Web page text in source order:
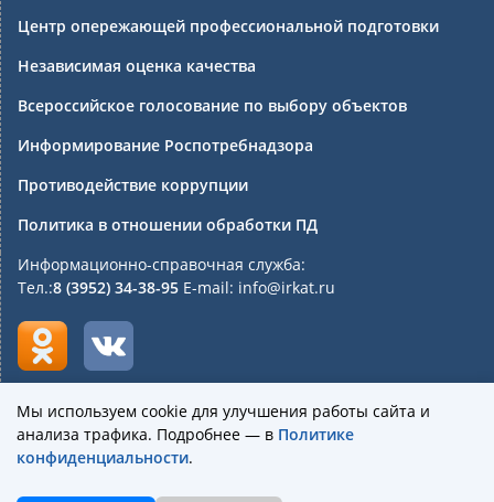
Центр опережающей профессиональной подготовки
Независимая оценка качества
Всероссийское голосование по выбору объектов
Информирование Роспотребнадзора
Противодействие коррупции
Политика в отношении обработки ПД
Информационно-справочная служба:
Тел.:8 (3952) 34-38-95 E-mail: info@irkat.ru
Государственное бюджетное профессиональное
Мы используем cookie для улучшения работы сайта и
анализа трафика. Подробнее — в Политике
конфиденциальности.